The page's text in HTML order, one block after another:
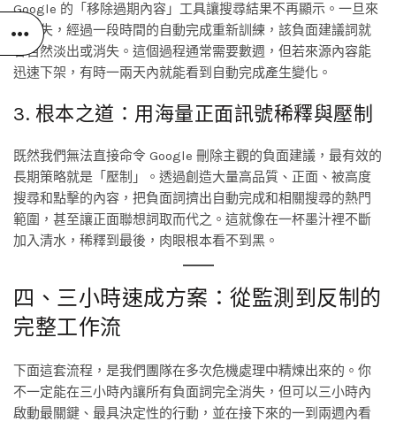
Google 的「移除過期內容」工具讓搜尋結果不再顯示。一旦來
源消失，經過一段時間的自動完成重新訓練，該負面建議詞就
會自然淡出或消失。這個過程通常需要數週，但若來源內容能
迅速下架，有時一兩天內就能看到自動完成產生變化。
3. 根本之道：用海量正面訊號稀釋與壓制
既然我們無法直接命令 Google 刪除主觀的負面建議，最有效的
長期策略就是「壓制」。透過創造大量高品質、正面、被高度
搜尋和點擊的內容，把負面詞擠出自動完成和相關搜尋的熱門
範圍，甚至讓正面聯想詞取而代之。這就像在一杯墨汁裡不斷
加入清水，稀釋到最後，肉眼根本看不到黑。
四、三小時速成方案：從監測到反制的
完整工作流
下面這套流程，是我們團隊在多次危機處理中精煉出來的。你
不一定能在三小時內讓所有負面詞完全消失，但可以三小時內
啟動最關鍵、最具決定性的行動，並在接下來的一到兩週內看